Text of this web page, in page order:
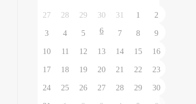
27 28 29 30 31 1 2
3 4 5 6 7 8 9
10 11 12 13 14 15 16
17 18 19 20 21 22 23
24 25 26 27 28 29 30